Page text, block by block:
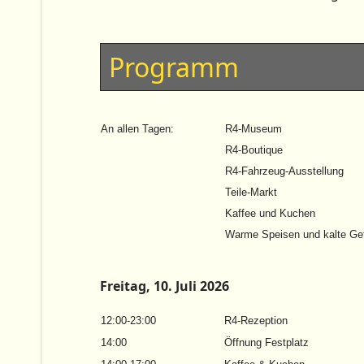
Programm
An allen Tagen:
R4-Museum
R4-Boutique
R4-Fahrzeug-Ausstellung
Teile-Markt
Kaffee und Kuchen
Warme Speisen und kalte
Freitag, 10. Juli 2026
12:00-23:00
R4-Rezeption
14:00
Öffnung Festplatz